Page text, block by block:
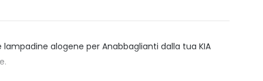
lampadine alogene per Anabbaglianti dalla tua KIA